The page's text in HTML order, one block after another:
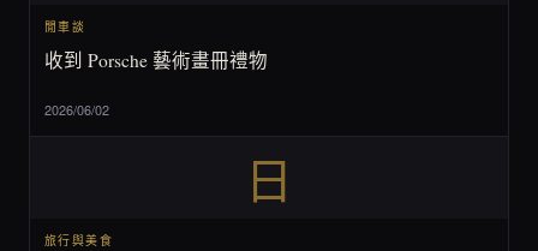
閒車談
收到 Porsche 藝術畫冊禮物
2026/06/02
日
旅行與美食